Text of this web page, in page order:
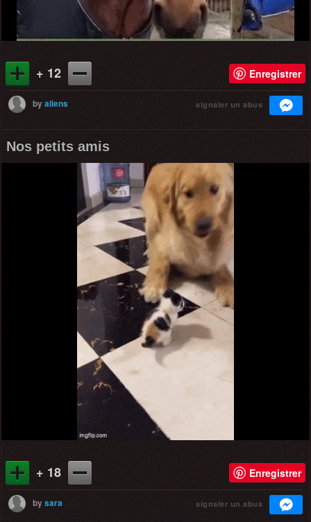
+ 12 Enregistrer
byaliens signaler un abus
Nos petits amis
+ 18 Enregistrer
bysara signaler un abus